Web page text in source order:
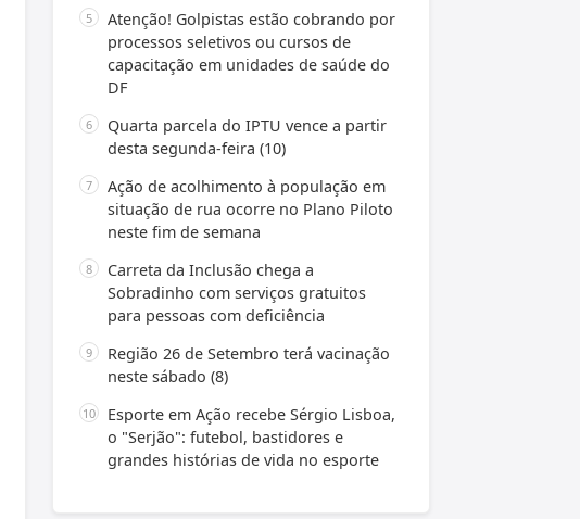
Atenção! Golpistas estão cobrando por
processos seletivos ou cursos de
capacitação em unidades de saúde do
DF
Quarta parcela do IPTU vence a partir
desta segunda-feira (10)
Ação de acolhimento à população em
situação de rua ocorre no Plano Piloto
neste fim de semana
Carreta da Inclusão chega a
Sobradinho com serviços gratuitos
para pessoas com deficiência
Região 26 de Setembro terá vacinação
neste sábado (8)
Esporte em Ação recebe Sérgio Lisboa,
o "Serjão": futebol, bastidores e
grandes histórias de vida no esporte